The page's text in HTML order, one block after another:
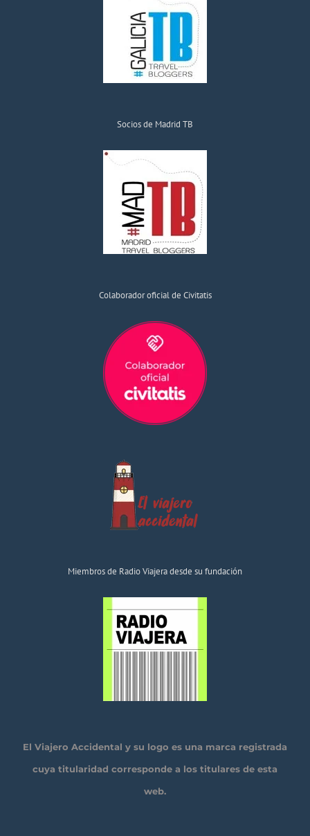
Socios de Madrid TB
Colaborador oficial de Civitatis
Miembros de Radio Viajera desde su fundación
El Viajero Accidental y su logo es una marca registrada
cuya titularidad corresponde a los titulares de esta
web.